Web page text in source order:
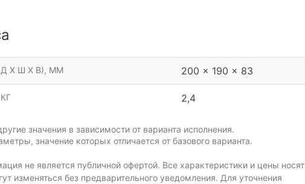
Д Х Ш Х В), ММ 200 x 190 x 83
2,4
значения в зависимости от варианта исполнения.
значение которых отличается от базового варианта.
не является публичной офертой. Все характеристики и цены носят
изменяться без предварительного уведомления. Для уточнения